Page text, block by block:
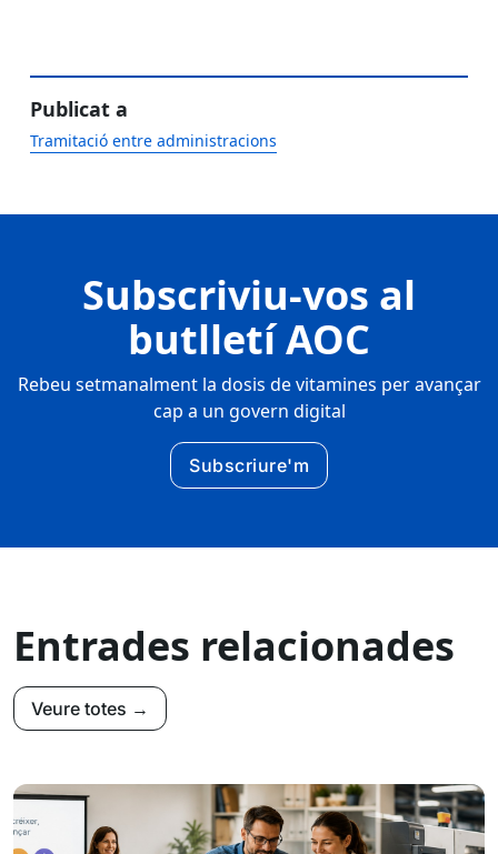
Publicat a
Tramitació entre administracions
Subscriviu-vos al
butlletí AOC
Rebeu setmanalment la dosis de vitamines per avançar
cap a un govern digital
Subscriure'm
Entrades relacionades
Veure totes →